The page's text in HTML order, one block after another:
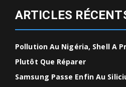
ARTICLES
Pollution Au Nigéria, Shell A
Plutôt Que Réparer
Samsung Passe Enfin Au